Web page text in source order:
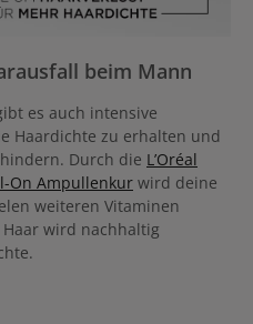
beim Mann
es auch intensive
Haardichte zu erhalten und
Durch die L’Oréal
On Ampullenkur wird deine
weiteren Vitaminen
wird nachhaltig